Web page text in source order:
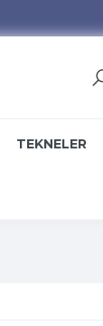
TEKNELER